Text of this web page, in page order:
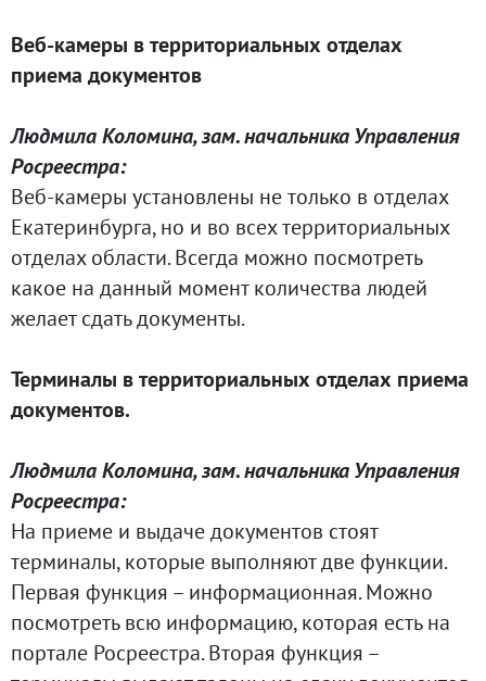
Веб-камеры в территориальных отделах
приема документов
Людмила Коломина, зам. начальника Управления
Росреестра:
Веб-камеры установлены не только в отделах
Екатеринбурга, но и во всех территориальных
отделах области. Всегда можно посмотреть
какое на данный момент количества людей
желает сдать документы.
Терминалы в территориальных отделах приема
документов.
Людмила Коломина, зам. начальника Управления
Росреестра:
На приеме и выдаче документов стоят
терминалы, которые выполняют две функции.
Первая функция – информационная. Можно
посмотреть всю информацию, которая есть на
портале Росреестра. Вторая функция –